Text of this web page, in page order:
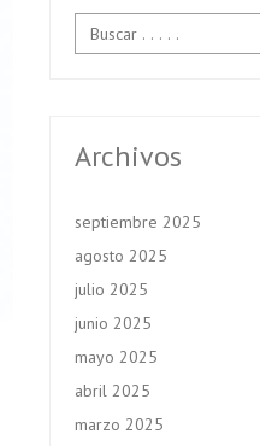
Archivos
septiembre 2025
agosto 2025
julio 2025
junio 2025
mayo 2025
abril 2025
marzo 2025